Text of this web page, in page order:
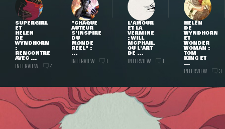
SUPERGIRL
ET
HELEN
DE
WYNDHORN
:
RENCONTRE
AVEC ...
INTERVIEW 4
"CHAQUE
AUTEUR
S'INSPIRE
DU
MONDE
RÉEL" :
...
INTERVIEW 1
L'AMOUR
ET LA
VERMINE
: WILL
MCPHAIL,
OU L'ART
DE ...
INTERVIEW 1
HELEN
DE
WYNDHORN
ET
WONDER
WOMAN :
TOM
KING ET
...
INTERVIEW 3